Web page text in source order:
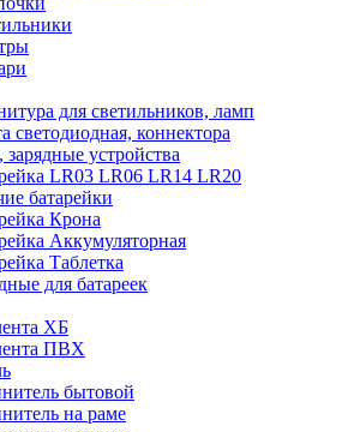
для светильников, ламп
светодиодная, коннектора
зарядные устройства
LR03 LR06 LR14 LR20
батарейки
Крона
Аккумуляторная
Таблетка
для батареек
ХБ
ПВХ
бытовой
на раме